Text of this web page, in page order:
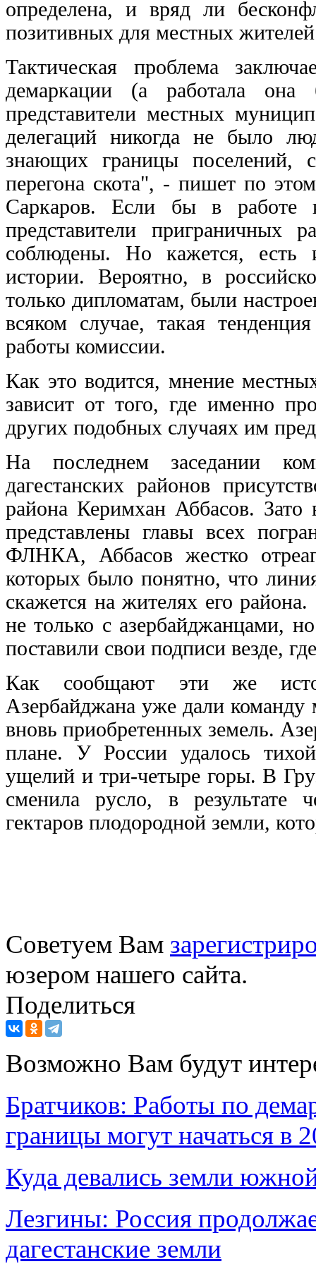
определена, и вряд ли
позитивных для местных
Тактическая проблема
демаркации (а работала
представители местных
делегаций никогда не было
знающих границы поселений,
перегона скота", - пишет по
Саркаров. Если бы в работе
представители приграничных
соблюдены. Но кажется, есть
истории. Вероятно, в
только дипломатам, были
всяком случае, такая
работы комиссии.
Как это водится, мнение
зависит от того, где именно
других подобных случаях им
На последнем заседании
дагестанских районов
района Керимхан Аббасов. Зато
представлены главы всех
ФЛНКА, Аббасов жестко
которых было понятно, что
скажется на жителях его
не только с азербайджанцами,
поставили свои подписи везде,
Как сообщают эти же
Азербайджана уже дали команду
вновь приобретенных земель.
плане. У России удалось
ущелий и три-четыре горы. В
сменила русло, в результате
гектаров плодородной земли,
Советуем Вам
юзером нашего сайта.
Поделиться
Возможно Вам будут
Братчиков: Работы по
границы могут начаться в
Куда девались земли
Лезгины: Россия
дагестанские земли